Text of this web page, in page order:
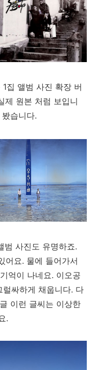
집 앨범 사진 확장 버
제 원본 처럼 보입니
습니다.
범 사진도 유명하죠.
어요. 물에 들어가서
억이 나네요. 이오공
싸하게 채웁니다. 다
이런 글씨는 이상한
.